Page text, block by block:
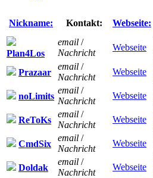
Nickname: Kontakt: Webseite:
Plan4Los
email /
Nachricht
Webseite
Prazaar
email /
Nachricht
Webseite
noLimits
email /
Nachricht
Webseite
ReToKs
email /
Nachricht
Webseite
CmdSix
email /
Nachricht
Webseite
Doldak
email /
Nachricht
Webseite